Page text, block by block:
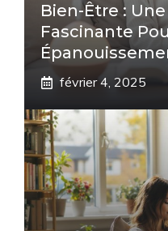
Bien-Être :
Fascinante
février 4, 2025